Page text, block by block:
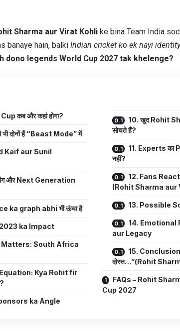
Sharma aur Virat Kohli ke bina Team India
banaye hain, balki Indian cricket ko ek nayi identity
dono legends World Cup 2027 tak khelenge?
कब और कहां होगा?
दोनों हैं “Beast Mode” में
Kaif aur Sunil
और Next Generation
ka graph abhi भी ऊंचा है
ka Impact
Matters: South Africa
Kya Rohit fir
ka Angle
10. खुद Rohit
सोचते हैं?
11. Experts का
नहीं?
12. Fans
(Rohit Sharma aur
13. Possible
14. Emotional
aur Legacy
15. Conclusion:
दोस्त…”(Rohit
FAQs – Rohit
Cup 2027